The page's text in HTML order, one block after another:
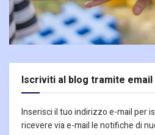
Iscriviti al blog tramite email
Inserisci il tuo indirizzo e-mail per
ricevere via e-mail le notifiche di